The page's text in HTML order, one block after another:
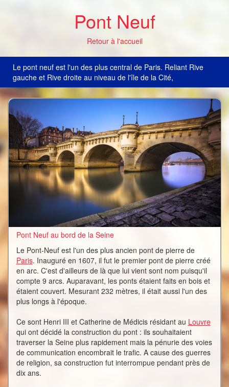
Pont Neuf
Retour à l'accueil
Le pont neuf est l'un des plus central de Paris. Reliant Rive
gauche et Rive droite au niveau de l'île de la Cité,
Pont Neuf au bord de la Seine
Le Pont-Neuf est l'un des plus ancien pont de pierre de
Paris. Inauguré en 1607, il fut le premier pont de pierre créé
en arc. C'est d'ailleurs de là que lui vient sont nom puisqu'il
compte 9 arcs. Auparavant, les ponts étaient faits en bois et
étaient couvert. Mesurant 232 mètres, il était aussi l'un des
plus longs à l'époque.
Ce sont Henri III et Catherine de Médicis résidant au Louvre
qui ont décidé la construction du pont : ils souhaitaient
traverser la Seine plus rapidement mais la pénurie des voies
de communication encombrait le trafic. A cause des guerres
de religion, sa construction fut interrompue pendant près de
dix ans.